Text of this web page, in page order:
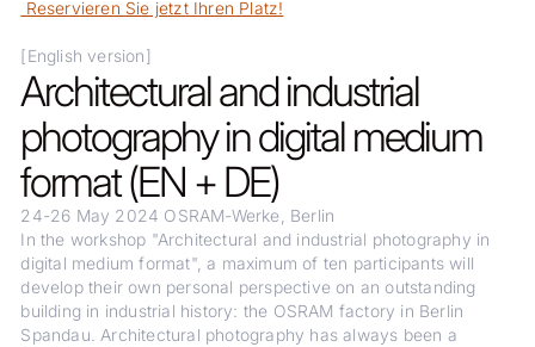
Reservieren Sie jetzt Ihren Platz!
[English version]
Architectural and industrial
photography in digital medium
format (EN + DE)
24-26 May 2024 OSRAM-Werke, Berlin
In the workshop "Architectural and industrial photography in
digital medium format", a maximum of ten participants will
develop their own personal perspective on an outstanding
building in industrial history: the OSRAM factory in Berlin
Spandau. Architectural photography has always been a